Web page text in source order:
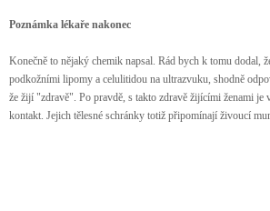
Poznámka lékaře nakonec
Konečně to nějaký chemik napsal. Rád bych k tomu dodal,
podkožními lipomy a celulitidou na ultrazvuku, shodně
že žijí "zdravě". Po pravdě, s takto zdravě žijícími ženami je
kontakt. Jejich tělesné schránky totiž připomínají živoucí